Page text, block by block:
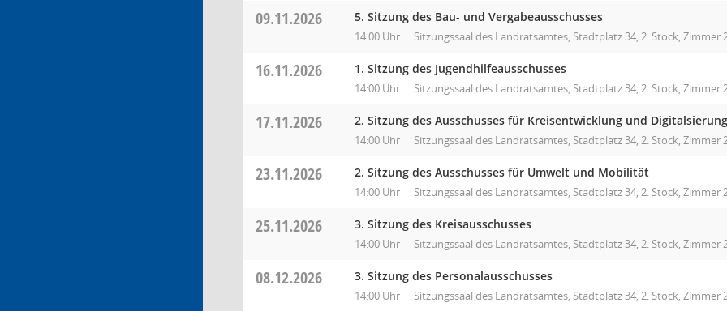
09.11.2026 5. Sitzung des Bau- und Vergabeausschusses
14:00 Uhr Sitzungssaal des Landratsamtes, Stadtplatz 34, 2. Stock, Zimmer
16.11.2026 1. Sitzung des Jugendhilfeausschusses
14:00 Uhr Sitzungssaal des Landratsamtes, Stadtplatz 34, 2. Stock, Zimmer
17.11.2026 2. Sitzung des Ausschusses für Kreisentwicklung und Digitalsierung
14:00 Uhr Sitzungssaal des Landratsamtes, Stadtplatz 34, 2. Stock, Zimmer
23.11.2026 2. Sitzung des Ausschusses für Umwelt und Mobilität
14:00 Uhr Sitzungssaal des Landratsamtes, Stadtplatz 34, 2. Stock, Zimmer
25.11.2026 3. Sitzung des Kreisausschusses
14:00 Uhr Sitzungssaal des Landratsamtes, Stadtplatz 34, 2. Stock, Zimmer
08.12.2026 3. Sitzung des Personalausschusses
14:00 Uhr Sitzungssaal des Landratsamtes, Stadtplatz 34, 2. Stock, Zimmer